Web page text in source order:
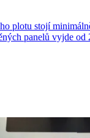
plotu stojí
panelů vyjde od